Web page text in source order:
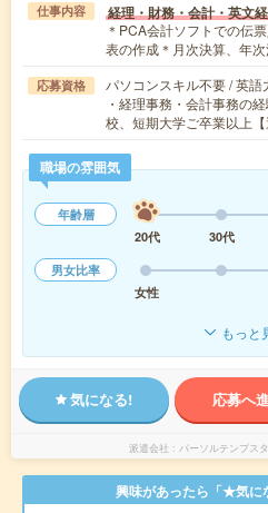
仕事内容 経理・財務・会計・英文
＊PCA会計ソフトでの伝
表の作成＊月次決算、年
応募資格
パソコンスキル不要 / 英語
・経理事務・会計事務の
校、短期大学ご卒業以上
職場の雰囲気
年齢層
20代
30代
男女比率
女性
もっと
気になる! 応募へ
派遣会社 パーソルテンプス
興味があったら「★気に